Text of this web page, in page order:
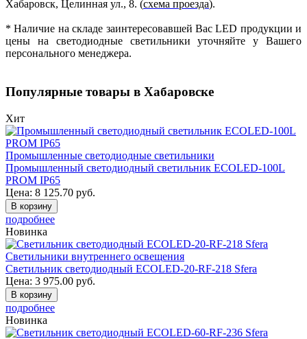
Хабаровск, Целинная ул., 8. (схема проезда).
* Наличие на складе заинтересовавшей Вас LED продукции и
цены на светодиодные светильники уточняйте у Вашего
персонального менеджера.
Популярные товары в Хабаровске
Хит
Промышленные светодиодные светильники
Промышленный светодиодный светильник ECOLED-100L
PROM IP65
Цена: 8 125.70 руб.
В корзину
подробнее
Новинка
Светильники внутреннего освещения
Светильник светодиодный ECOLED-20-RF-218 Sfera
Цена: 3 975.00 руб.
В корзину
подробнее
Новинка